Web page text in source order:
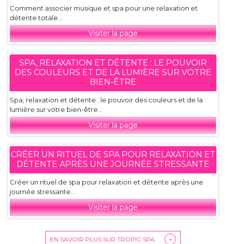
Comment associer musique et spa pour une relaxation et
détente totale...
Visiter la page
SPA, RELAXATION ET DÉTENTE : LE POUVOIR
DES COULEURS ET DE LA LUMIÈRE SUR VOTRE
BIEN-ÊTRE
Spa, relaxation et détente : le pouvoir des couleurs et de la
lumière sur votre bien-être...
Visiter la page
CRÉER UN RITUEL DE SPA POUR RELAXATION ET
DÉTENTE APRÈS UNE JOURNÉE STRESSANTE
Créer un rituel de spa pour relaxation et détente après une
journée stressante...
Visiter la page
EN SAVOIR PLUS SUR TROPIC SPA +